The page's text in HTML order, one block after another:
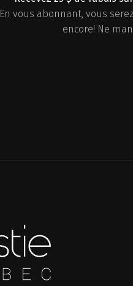
En vous abonnant, vous
encore! Ne